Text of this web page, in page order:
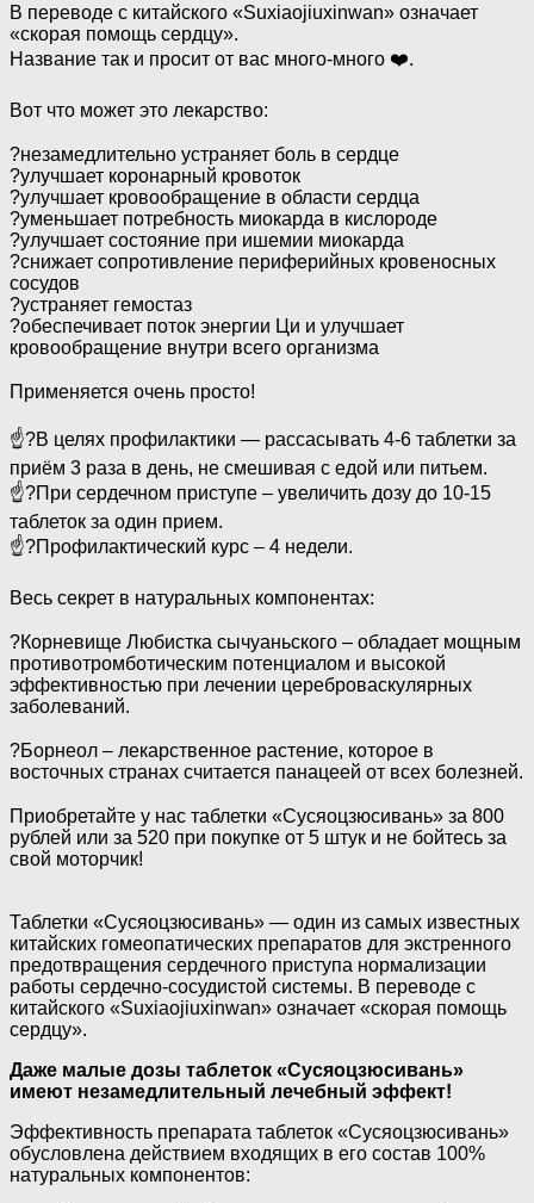
В переводе с китайского «Suxiaojiuxinwan» означает
«скорая помощь сердцу».
Название так и просит от вас много-много ❤️.
Вот что может это лекарство:
?незамедлительно устраняет боль в сердце
?улучшает коронарный кровоток
?улучшает кровообращение в области сердца
?уменьшает потребность миокарда в кислороде
?улучшает состояние при ишемии миокарда
?снижает сопротивление периферийных кровеносных
сосудов
?устраняет гемостаз
?обеспечивает поток энергии Ци и улучшает
кровообращение внутри всего организма
Применяется очень просто!
☝?В целях профилактики — рассасывать 4-6 таблетки за
приём 3 раза в день, не смешивая с едой или питьем.
☝?При сердечном приступе – увеличить дозу до 10-15
таблеток за один прием.
☝?Профилактический курс – 4 недели.
Весь секрет в натуральных компонентах:
?Корневище Любистка сычуаньского – обладает мощным
противотромботическим потенциалом и высокой
эффективностью при лечении цереброваскулярных
заболеваний.
?Борнеол – лекарственное растение, которое в
восточных странах считается панацеей от всех болезней.
Приобретайте у нас таблетки «Сусяоцзюсивань» за 800
рублей или за 520 при покупке от 5 штук и не бойтесь за
свой моторчик!
Таблетки «Сусяоцзюсивань» — один из самых известных
китайских гомеопатических препаратов для экстренного
предотвращения сердечного приступа нормализации
работы сердечно-сосудистой системы. В переводе с
китайского «Suxiaojiuxinwan» означает «скорая помощь
сердцу».
Даже малые дозы таблеток «Сусяоцзюсивань»
имеют незамедлительный лечебный эффект!
Эффективность препарата таблеток «Сусяоцзюсивань»
обусловлена действием входящих в его состав 100%
натуральных компонентов: